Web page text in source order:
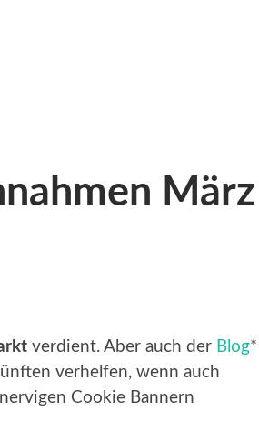
März
verdient. Aber auch der Blog*
verhelfen, wenn auch
Cookie Bannern